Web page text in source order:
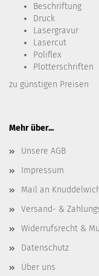
Beschriftung
Druck
Lasergravur
Lasercut
Poliflex
Plotterschriften
zu günstigen Preisen
Mehr über...
Unsere AGB
Impressum
Mail an
Versand- &
Widerrufsrecht &
Datenschutz
Über uns